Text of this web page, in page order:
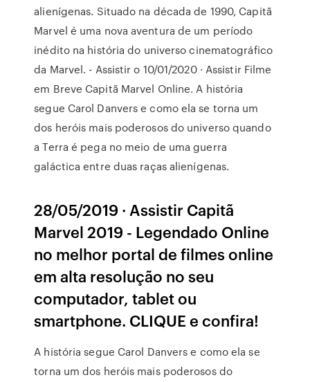
alienígenas. Situado na década de 1990, Capitã
Marvel é uma nova aventura de um período
inédito na história do universo cinematográfico
da Marvel. - Assistir o 10/01/2020 · Assistir Filme
em Breve Capitã Marvel Online. A história
segue Carol Danvers e como ela se torna um
dos heróis mais poderosos do universo quando
a Terra é pega no meio de uma guerra
galáctica entre duas raças alienígenas.
28/05/2019 · Assistir Capitã
Marvel 2019 - Legendado Online
no melhor portal de filmes online
em alta resolução no seu
computador, tablet ou
smartphone. CLIQUE e confira!
A história segue Carol Danvers e como ela se
torna um dos heróis mais poderosos do